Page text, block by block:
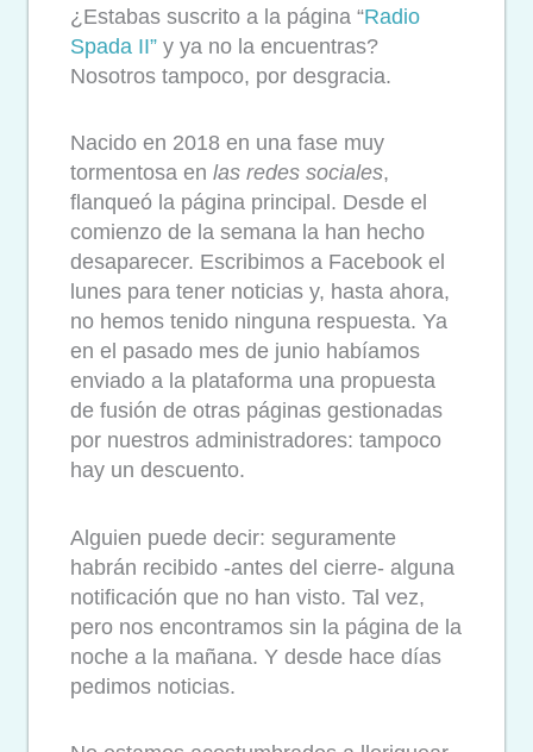
¿Estabas suscrito a la página “Radio
Spada II” y ya no la encuentras?
Nosotros tampoco, por desgracia.
Nacido en 2018 en una fase muy
tormentosa en las redes sociales,
flanqueó la página principal. Desde el
comienzo de la semana la han hecho
desaparecer. Escribimos a Facebook el
lunes para tener noticias y, hasta ahora,
no hemos tenido ninguna respuesta. Ya
en el pasado mes de junio habíamos
enviado a la plataforma una propuesta
de fusión de otras páginas gestionadas
por nuestros administradores: tampoco
hay un descuento.
Alguien puede decir: seguramente
habrán recibido -antes del cierre- alguna
notificación que no han visto. Tal vez,
pero nos encontramos sin la página de la
noche a la mañana. Y desde hace días
pedimos noticias.